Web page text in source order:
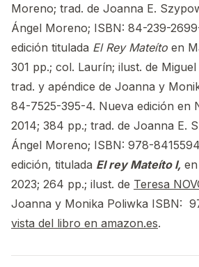
Moreno; trad. de Joanna E.
Ángel Moreno; ISBN: 84-239-
edición titulada El Rey Mateíto en
301 pp.; col. Laurín; ilust. de
trad. y apéndice de Joanna y
84-7525-395-4. Nueva edición en
2014; 384 pp.; trad. de Joanna E.
Ángel Moreno; ISBN: 978-
edición, titulada El rey Mateíto I,
2023; 264 pp.; ilust. de Teresa
Joanna y Monika Poliwka ISBN: ‎
vista del libro en amazon.es.